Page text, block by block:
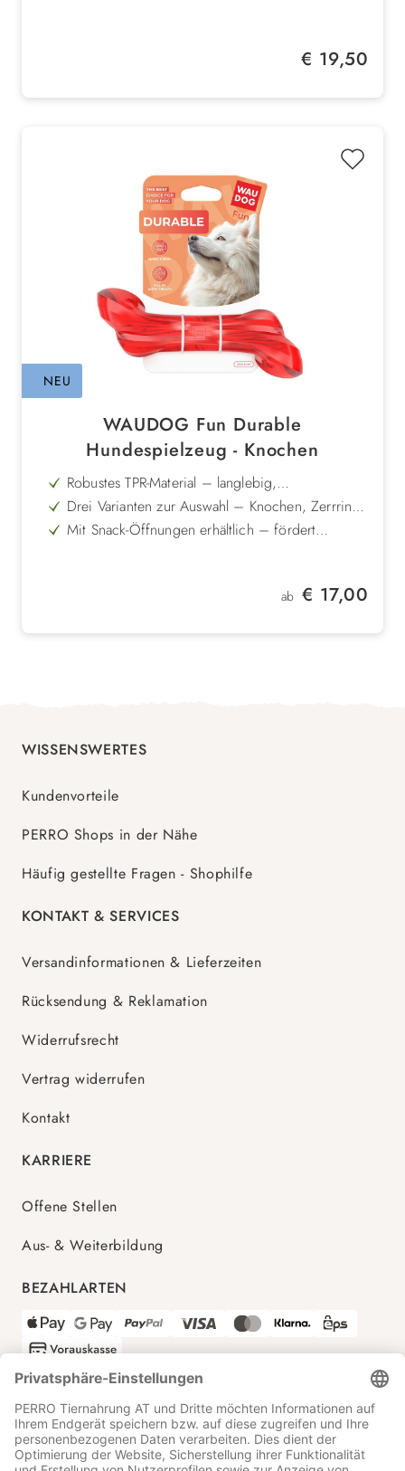
Pflegeleicht – einfach von Hand reinigen und an
Regulärer Preis:
€ 19,50
NEU
WAUDOG Fun Durable
Hundespielzeug - Knochen
Robustes TPR-Material – langlebig,
widerstandsfähig und schonend für Zähne und
Zahnfleisch
Drei Varianten zur Auswahl – Knochen, Zerrring
oder Hähnchenkeule für unterschiedliche
Spielbedürfnisse
Mit Snack-Öffnungen erhältlich – fördert
Vielseitige Auslastung – verbindet Bewegung,
Regulärer Preis:
ab € 17,00
WISSENSWERTES
Kundenvorteile
PERRO Shops in der Nähe
Häufig gestellte Fragen - Shophilfe
KONTAKT & SERVICES
Versandinformationen & Lieferzeiten
Rücksendung & Reklamation
Widerrufsrecht
Vertrag widerrufen
Kontakt
KARRIERE
Offene Stellen
Aus- & Weiterbildung
BEZAHLARTEN
VERSANDPARTNER